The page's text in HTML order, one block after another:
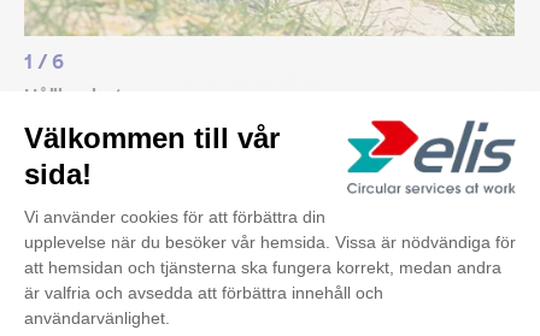
1 / 6
Hållbarhet
Världen ställer om för en hållbar framtid och för att
vi ska kunna nå de globala målen måste alla ställa
om till cirkulär ekonomi. Elis har arbetat med en
cirkulär affärsmodell ända sedan vi startade och
2019 antog vi vår hållbarhetsstrategi, som vilar på
tre fokusområden: människor, textil och klimat.
Våra mål är ambitiösa och reflekterar det ansvar vi
vill och ska axla som marknadsledare. 2030 ska alla